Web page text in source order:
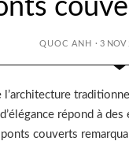
QUOC ANH · 3 NOV
l’architecture
répond à
couverts